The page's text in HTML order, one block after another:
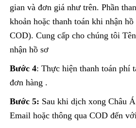
gian và đơn giá như trên. Phần
khoản hoặc thanh toán khi nhận
COD). Cung cấp cho chúng tôi
nhận hồ sơ
Bước 4: Thực hiện thanh toán phí
đơn hàng .
Bước 5: Sau khi dịch xong Châu
Email hoặc thông qua COD đến